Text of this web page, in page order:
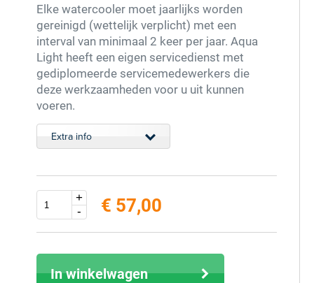
Elke watercooler moet jaarlijks worden
gereinigd (wettelijk verplicht) met een
interval van minimaal 2 keer per jaar. Aqua
Light heeft een eigen servicedienst met
gediplomeerde servicemedewerkers die
deze werkzaamheden voor u uit kunnen
voeren.
Extra info
+
-
€ 57,00
In winkelwagen